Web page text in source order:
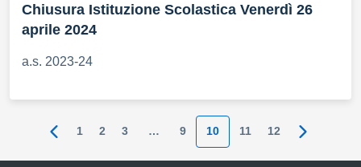
Chiusura Istituzione Scolastica Venerdì 26
aprile 2024
a.s. 2023-24
Pagina precedente
1 2 3 … 9 10 11 12 Pagina